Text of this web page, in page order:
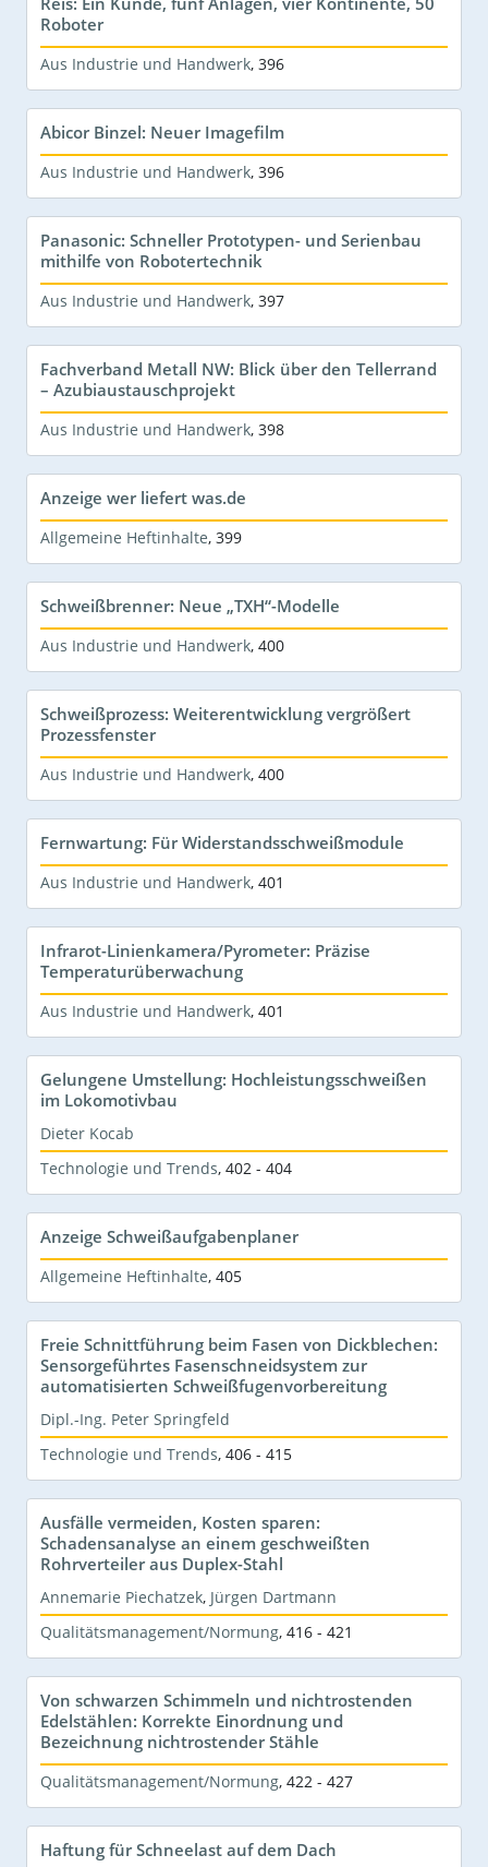
Roboter
Aus Industrie und Handwerk, 396
Abicor Binzel: Neuer Imagefilm
Aus Industrie und Handwerk, 396
Panasonic: Schneller Prototypen- und Serienbau
mithilfe von Robotertechnik
Aus Industrie und Handwerk, 397
Fachverband Metall NW: Blick über den Tellerrand
– Azubiaustauschprojekt
Aus Industrie und Handwerk, 398
Anzeige wer liefert was.de
Allgemeine Heftinhalte, 399
Schweißbrenner: Neue „TXH“-Modelle
Aus Industrie und Handwerk, 400
Schweißprozess: Weiterentwicklung vergrößert
Prozessfenster
Aus Industrie und Handwerk, 400
Fernwartung: Für Widerstandsschweißmodule
Aus Industrie und Handwerk, 401
Infrarot-Linienkamera/Pyrometer: Präzise
Temperaturüberwachung
Aus Industrie und Handwerk, 401
Gelungene Umstellung: Hochleistungsschweißen
im Lokomotivbau
Dieter Kocab
Technologie und Trends, 402 - 404
Anzeige Schweißaufgabenplaner
Allgemeine Heftinhalte, 405
Freie Schnittführung beim Fasen von Dickblechen:
Sensorgeführtes Fasenschneidsystem zur
automatisierten Schweißfugenvorbereitung
Dipl.-Ing. Peter Springfeld
Technologie und Trends, 406 - 415
Ausfälle vermeiden, Kosten sparen:
Schadensanalyse an einem geschweißten
Rohrverteiler aus Duplex-Stahl
Annemarie Piechatzek, Jürgen Dartmann
Qualitätsmanagement/Normung, 416 - 421
Von schwarzen Schimmeln und nichtrostenden
Edelstählen: Korrekte Einordnung und
Bezeichnung nichtrostender Stähle
Qualitätsmanagement/Normung, 422 - 427
Haftung für Schneelast auf dem Dach